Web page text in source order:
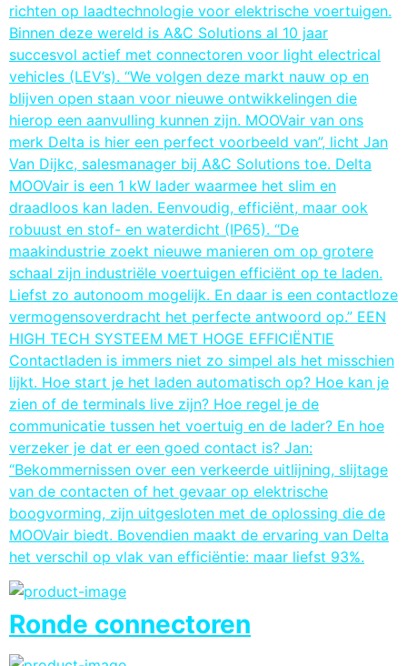
richten op laadtechnologie voor elektrische voertuigen.
Binnen deze wereld is A&C Solutions al 10 jaar
succesvol actief met connectoren voor light electrical
vehicles (LEV’s). “We volgen deze markt nauw op en
blijven open staan voor nieuwe ontwikkelingen die
hierop een aanvulling kunnen zijn. MOOVair van ons
merk Delta is hier een perfect voorbeeld van”, licht Jan
Van Dijkc, salesmanager bij A&C Solutions toe. Delta
MOOVair is een 1 kW lader waarmee het slim en
draadloos kan laden. Eenvoudig, efficiënt, maar ook
robuust en stof- en waterdicht (IP65). “De
maakindustrie zoekt nieuwe manieren om op grotere
schaal zijn industriële voertuigen efficiënt op te laden.
Liefst zo autonoom mogelijk. En daar is een contactloze
vermogensoverdracht het perfecte antwoord op.” EEN
HIGH TECH SYSTEEM MET HOGE EFFICIËNTIE
Contactladen is immers niet zo simpel als het misschien
lijkt. Hoe start je het laden automatisch op? Hoe kan je
zien of de terminals live zijn? Hoe regel je de
communicatie tussen het voertuig en de lader? En hoe
verzeker je dat er een goed contact is? Jan:
“Bekommernissen over een verkeerde uitlijning, slijtage
van de contacten of het gevaar op elektrische
boogvorming, zijn uitgesloten met de oplossing die de
MOOVair biedt. Bovendien maakt de ervaring van Delta
het verschil op vlak van efficiëntie: maar liefst 93%.
Ronde connectoren